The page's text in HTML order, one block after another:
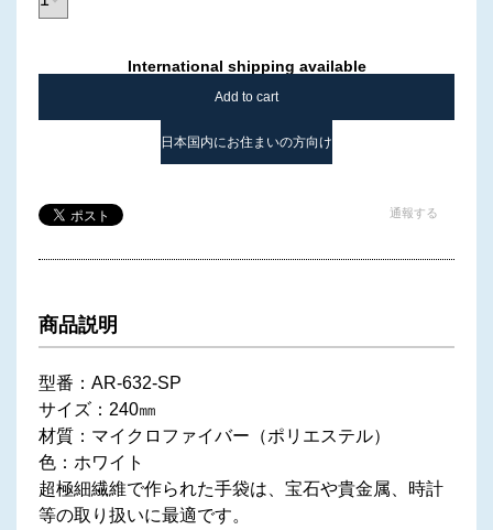
International shipping available
Add to cart
日本国内にお住まいの方向け
通報する
商品説明
型番：AR-632-SP
サイズ：240㎜
材質：マイクロファイバー（ポリエステル）
色：ホワイト
超極細繊維で作られた手袋は、宝石や貴金属、時計
等の取り扱いに最適です。